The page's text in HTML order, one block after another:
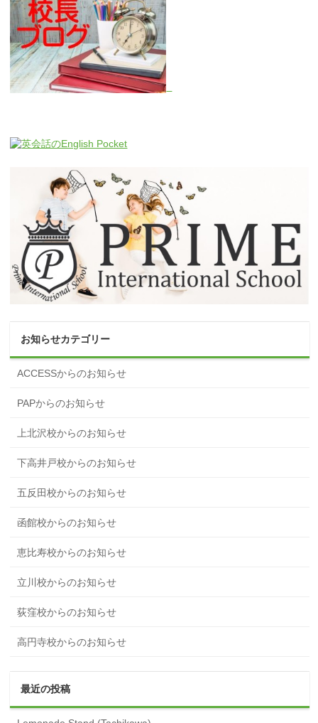
お知らせカテゴリー
ACCESSからのお知らせ
PAPからのお知らせ
上北沢校からのお知らせ
下高井戸校からのお知らせ
五反田校からのお知らせ
函館校からのお知らせ
恵比寿校からのお知らせ
立川校からのお知らせ
荻窪校からのお知らせ
高円寺校からのお知らせ
最近の投稿